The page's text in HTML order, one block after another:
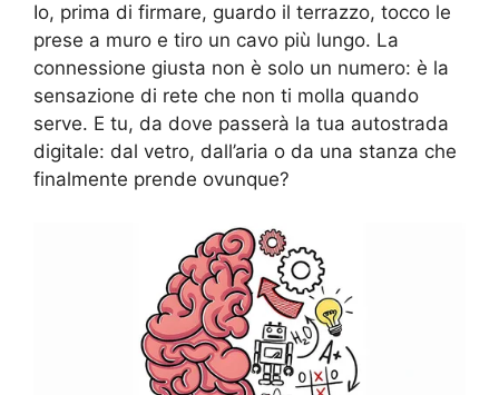
Io, prima di firmare, guardo il terrazzo, tocco le
prese a muro e tiro un cavo più lungo. La
connessione giusta non è solo un numero: è la
sensazione di rete che non ti molla quando
serve. E tu, da dove passerà la tua autostrada
digitale: dal vetro, dall’aria o da una stanza che
finalmente prende ovunque?